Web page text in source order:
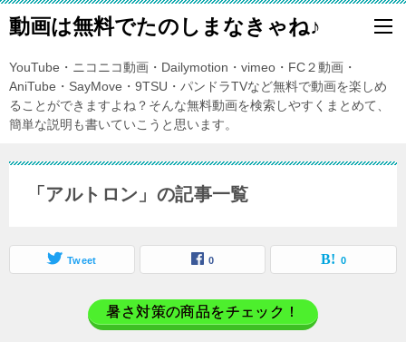
動画は無料でたのしまなきゃね♪
YouTube・ニコニコ動画・Dailymotion・vimeo・FC２動画・
AniTube・SayMove・9TSU・パンドラTVなど無料で動画を楽しめ
ることができますよね？そんな無料動画を検索しやすくまとめて、
簡単な説明も書いていこうと思います。
「アルトロン」の記事一覧
Tweet 0 0
暑さ対策の商品をチェック！